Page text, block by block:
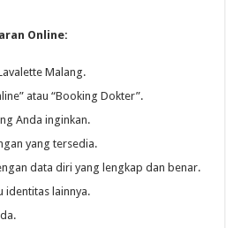
Online:
Malang.
atau “Booking Dokter”.
Anda inginkan.
yang tersedia.
data diri yang lengkap dan benar.
identitas lainnya.